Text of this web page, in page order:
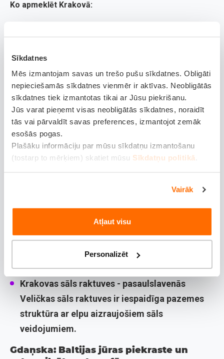
Sīkdatnes
Mēs izmantojam savas un trešo pušu sīkdatnes. Obligāti
nepieciešamās sīkdatnes vienmēr ir aktīvas. Neobligātās
sīkdatnes tiek izmantotas tikai ar Jūsu piekrišanu.
Jūs varat pieņemt visas neobligātās sīkdatnes, noraidīt
tās vai pārvaldīt savas preferences, izmantojot zemāk
esošās pogas.
Plašāku informāciju par mūsu sīkdatņu izmantošanu
(tostarp to mērķiem) skatiet mūsu Sīkdatņu politikā
Vairāk
Atļaut visu
Personalizēt
Ko apmeklēt Krakovā:
laukumu, baznīcas un šaurās vecpilsētas
ieliņas.
Krakovas pils -renesanses stila pils, kas celta
11.gadsimta vidū. 14.gadsimtā to ievērojami
paplašināja, uzceļot gotisku rezidenci, kas
sastāvēja no vairākām ēkām.
Ebreju mantojuma iepazīšana -apmeklē
Krakovas ebreju vēsturē. Vari izmantot
privātās ekskursijas un tūres.
Nacionālais muzejs, vēstures muzejs u.c.
Krakovas sāls raktuves - pasaulslavenās
Veličkas sāls raktuves ir iespaidīga pazemes
struktūra ar elpu aizraujošiem sāls
veidojumiem.
Gdaņska: Baltijas jūras piekraste un